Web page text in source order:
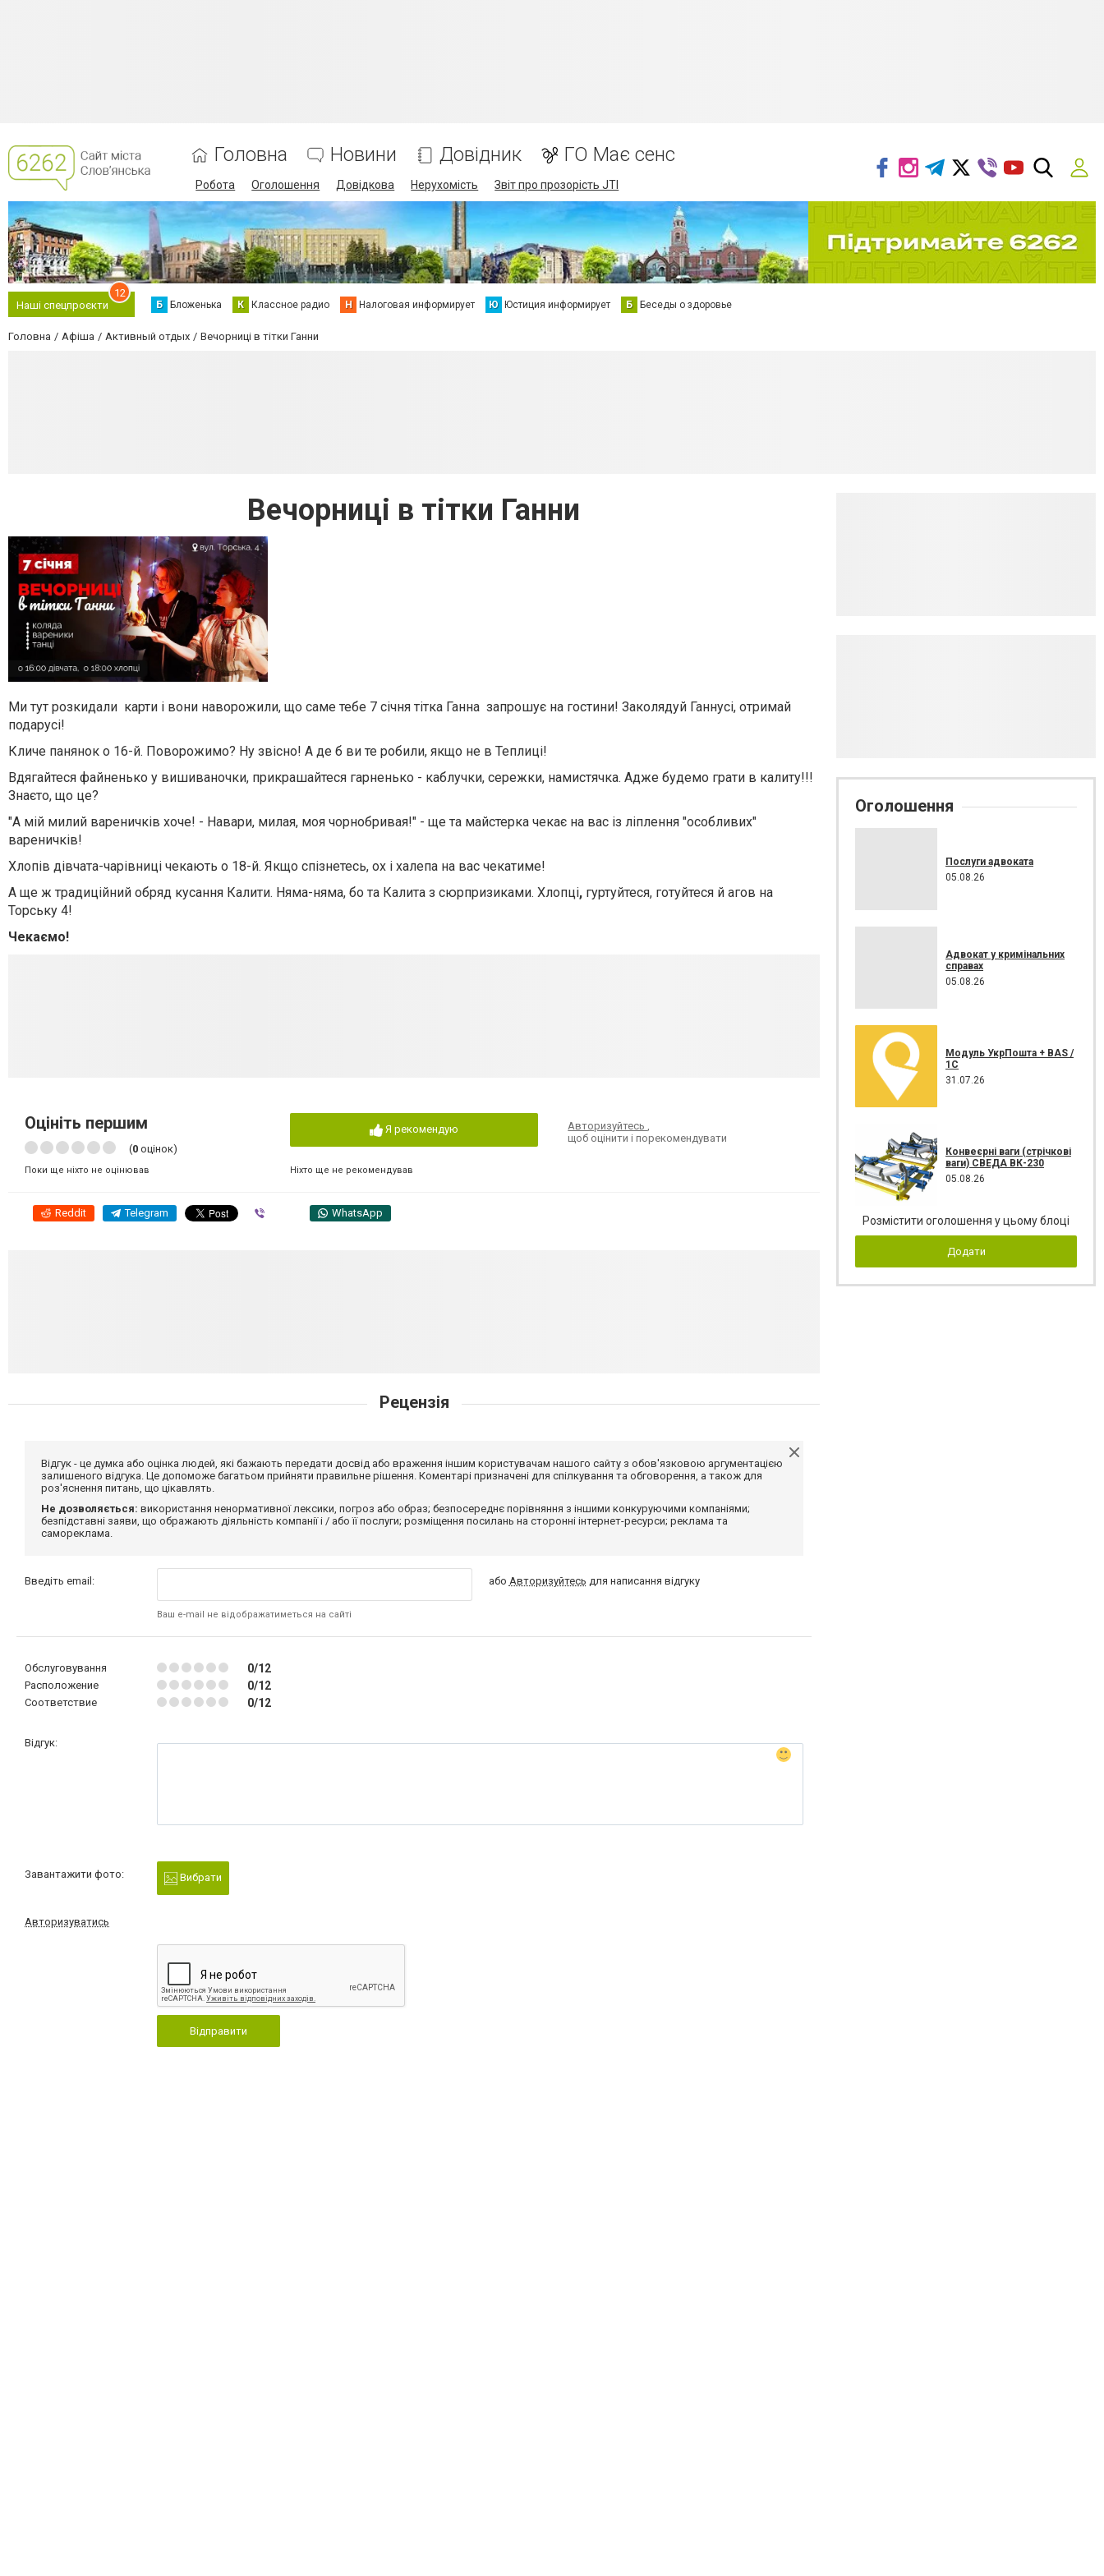
Головна Новини Довідник ГО Має сенс
Робота Оголошення Довідкова Нерухомість Звіт про прозорість JTI
Наші спецпроєкти
12
Б Бложенька К Классное радио Н Налоговая информирует Ю Юстиция информирует Б Беседы о здоровье
Головна Афіша Активный отдых Вечорниці в тітки Ганни
Вечорниці в тітки Ганни
Ми тут розкидали карти і вони наворожили, що саме тебе 7 січня тітка Ганна запрошує на гостини! Заколядуй Ганнусі, отримай
подарусі!
Кличе панянок о 16-й. Поворожимо? Ну звісно! А де б ви те робили, якщо не в Теплиці!
Вдягайтеся файненько у вишиваночки, прикрашайтеся гарненько - каблучки, сережки, намистячка. Адже будемо грати в калиту!!!
Знаєто, що це?
"А мій милий вареничків хоче! - Навари, милая, моя чорнобривая!" - ще та майстерка чекає на вас із ліплення "особливих"
вареничків!
Хлопів дівчата-чарівниці чекають о 18-й. Якщо спізнетесь, ох і халепа на вас чекатиме!
А ще ж традиційний обряд кусання Калити. Няма-няма, бо та Калита з сюрпризиками. Хлопці, гуртуйтеся, готуйтеся й агов на
Торську 4!
Чекаємо!
Оцініть першим
(0 оцінок)
Поки ще ніхто не оцінював
Я рекомендую
Ніхто ще не рекомендував
Авторизуйтесь,
щоб оцінити і порекомендувати
Reddit Telegram WhatsApp
Рецензія
Відгук - це думка або оцінка людей, які бажають передати досвід або враження іншим користувачам нашого сайту з обов'язковою аргументацією
залишеного відгука. Це допоможе багатьом прийняти правильне рішення. Коментарі призначені для спілкування та обговорення, а також для
роз'яснення питань, що цікавлять.
Не дозволяється: використання ненормативної лексики, погроз або образ; безпосереднє порівняння з іншими конкуруючими компаніями;
безпідставні заяви, що ображають діяльність компанії і / або її послуги; розміщення посилань на сторонні інтернет-ресурси; реклама та
самореклама.
Введіть email:
Ваш e-mail не відображатиметься на сайті
або Авторизуйтесь для написання відгуку
Обслуговування 0/12
Расположение 0/12
Соответствие 0/12
Відгук:
Завантажити фото: Вибрати
Авторизуватись
Відправити
Оголошення
Послуги адвоката
05.08.26
Адвокат у кримінальних
справах
05.08.26
Модуль УкрПошта + BAS /
1C
31.07.26
Конвеєрні ваги (стрічкові
ваги) СВЕДА ВК-230
05.08.26
Розмістити оголошення у цьому блоці
Додати